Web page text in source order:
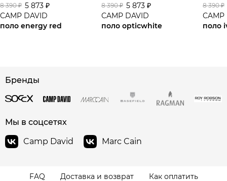
8 390 ₽ 5 873 ₽
CAMP DAVID
поло energy red
8 390 ₽ 5 873 ₽
CAMP DAVID
поло opticwhite
8 390 ₽
CAMP
поло
Бренды
Мы в соцсетях
Camp David
Marc Cain
FAQ Доставка и возврат
Как оплатить